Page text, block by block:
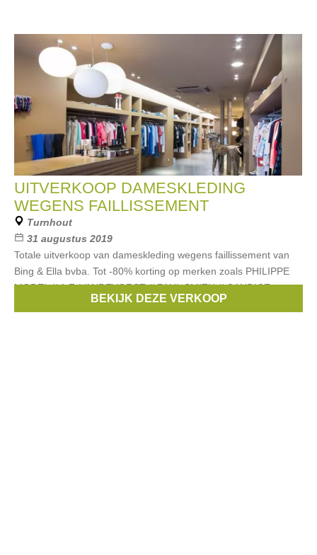
UITVERKOOP DAMESKLEDING
WEGENS FAILLISSEMENT
Turnhout
31 augustus 2019
Totale uitverkoop van dameskleding wegens faillissement van
Bing & Ella bvba. Tot -80% korting op merken zoals PHILIPPE
MODEL // A.F. VANDEVORST // PAUL SMITH // CANDICE
COOPER // CATHARINA PARRA //
BEKIJK DEZE VERKOOP